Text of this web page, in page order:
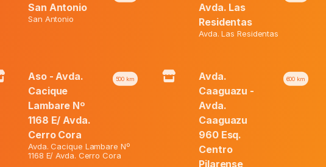
San Antonio
San Antonio
Avda. Las
Residentas
Avda. Las Residentas
Aso - Avda.
Cacique
Lambare Nº
1168 E/ Avda.
Cerro Cora
500 km
Avda. Cacique Lambare Nº
1168 E/ Avda. Cerro Cora
Avda.
Caaguazu -
Avda.
Caaguazu
960 Esq.
Centro
Pilarense
600 km